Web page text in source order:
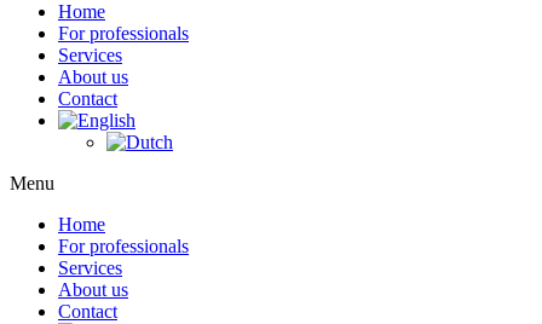
Home
For professionals
Services
About us
Contact
Menu
Home
For professionals
Services
About us
Contact